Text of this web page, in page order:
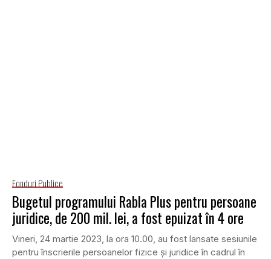
Fonduri Publice
Bugetul programului Rabla Plus pentru persoane
juridice, de 200 mil. lei, a fost epuizat în 4 ore
Vineri, 24 martie 2023, la ora 10.00, au fost lansate sesiunile
pentru înscrierile persoanelor fizice și juridice în cadrul în